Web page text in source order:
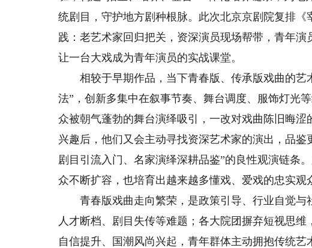
统剧目，守护地方剧种根脉。此次北京京剧院复排
践：老艺术家回归把关，资深演员现场帮带，青年演
让一台大戏成为青年演员的实战课堂。
相较于早期作品，当下青春版、传承版戏曲的艺
法”，创新多集中在叙事节奏、舞台调度、服饰灯光
众被朝气蓬勃的舞台演绎吸引，一改对戏曲陈旧晦涩
兴趣后，他们又会主动寻找资深艺术家的演出，品
剧目引流入门、名家演绎深耕品鉴”的良性观演链条
众不断扩容，也培育出越来越多懂戏、爱戏的忠实观
青春版戏曲走向繁荣，是政策引导、行业自觉与
人才断档、剧目失传等难题；各大院团摒弃短视思
自信提升、国潮风尚兴起，青年群体主动拥抱传统